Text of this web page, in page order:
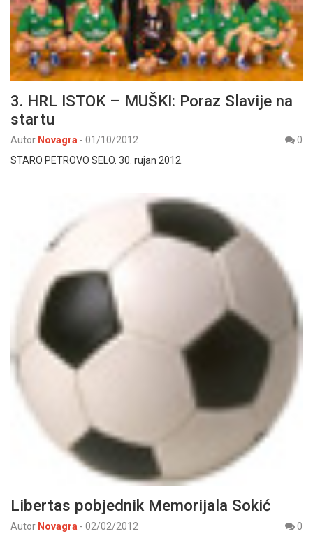
3. HRL ISTOK – MUŠKI: Poraz Slavije na
startu
Autor Novagra - 01/10/2012
0
STARO PETROVO SELO. 30. rujan 2012.
Libertas pobjednik Memorijala Sokić
Autor Novagra - 02/02/2012 0